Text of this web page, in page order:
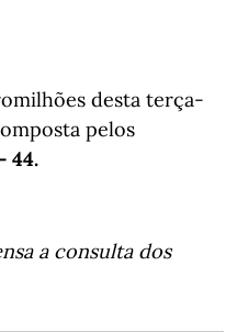
desta terça-
pelos
44.
a consulta dos